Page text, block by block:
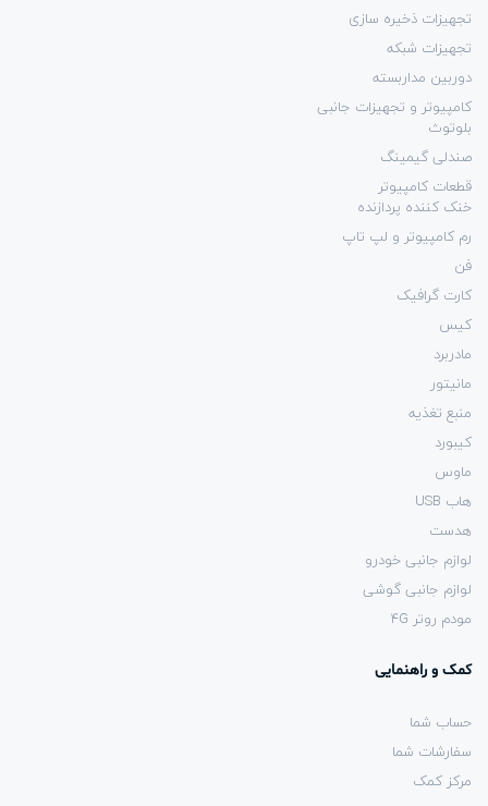
تجهیزات ذخیره سازی
تجهیزات شبکه
دوربین مداربسته
کامپیوتر و تجهیزات جانبی
بلوتوث
صندلی گیمینگ
قطعات کامپیوتر
خنک کننده پردازنده
رم کامپیوتر و لپ تاپ
فن
کارت گرافیک
کیس
مادربرد
مانیتور
منبع تغذیه
کیبورد
ماوس
هاب USB
هدست
لوازم جانبی خودرو
لوازم جانبی گوشی
مودم روتر 4G
کمک و راهنمایی
حساب شما
سفارشات شما
مرکز کمک